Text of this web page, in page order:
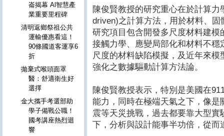
陳俊賢教授的研究重心在於計算
driven)之計算方法，用於材料、
研究項目包含開發多尺度材料建
接觸力學、應變局部化和材料不
尺度的材料缺陷模擬，及近年來
強化之數據驅動計算方法論。
陳俊賢教授表示，特別是美國在
能力，同時在極端天氣之下，像
震等天災挑戰，過去都要靠大型
下，分析與設計能事半功倍，從
崙揭幕 Al智慧產
業重要里程碑
清明返鄉祭祖公共
運輸優惠看這！
90條國道客運享6
折
拋棄式喉頭面罩
醫：舒適衛生好
選擇
金大攜手考選部助
學子備戰公職！
國考講座熱烈迴
響